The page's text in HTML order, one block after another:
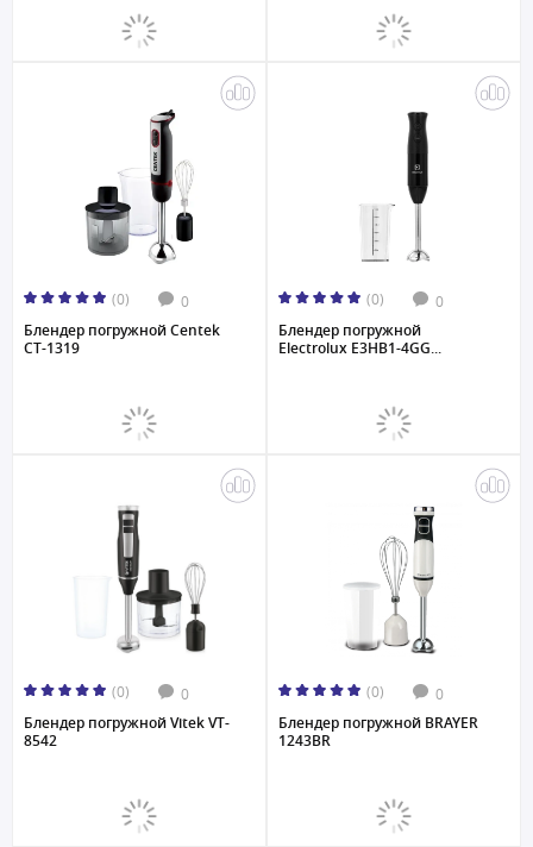
(0) 0
Блендер погружной Centek
CT-1319
(0) 0
Блендер погружной
Electrolux E3HB1-4GG...
(0) 0
Блендер погружной Vitek VT-
8542
(0) 0
Блендер погружной BRAYER
1243BR